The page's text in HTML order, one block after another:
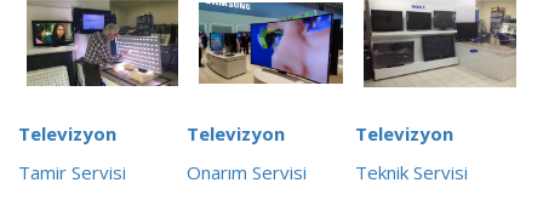
Televizyon
Tamir Servisi
Televizyon
Onarım Servisi
Televizyon
Teknik Servisi